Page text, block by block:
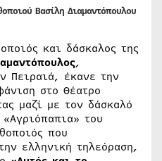
Βασίλη Διαμαντόπουλου
και δάσκαλος της
,
Πειραιά, έκανε την
στο Θέατρο
μαζί με τον δάσκαλό
του
που
ελληνική τηλεόραση,